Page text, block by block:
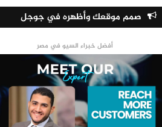
صمم موقعك وأظهره في جوجل
أفضل خبراء السيو في مصر